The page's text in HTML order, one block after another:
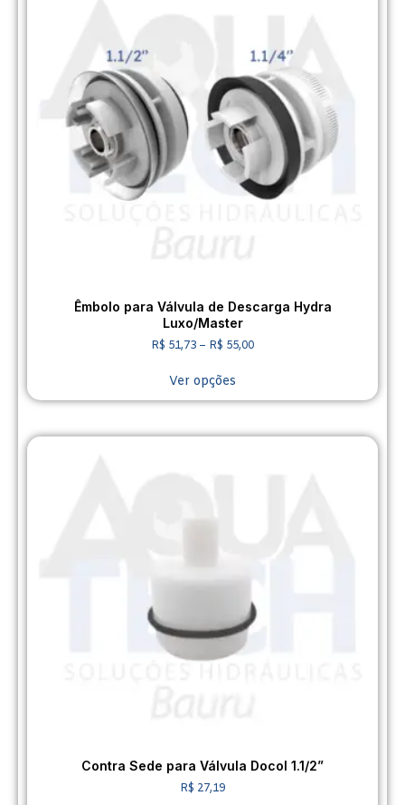
Êmbolo para Válvula de Descarga Hydra
Luxo/Master
R$ 51,73 – R$ 55,00
Ver opções
Contra Sede para Válvula Docol 1.1/2”
R$ 27,19